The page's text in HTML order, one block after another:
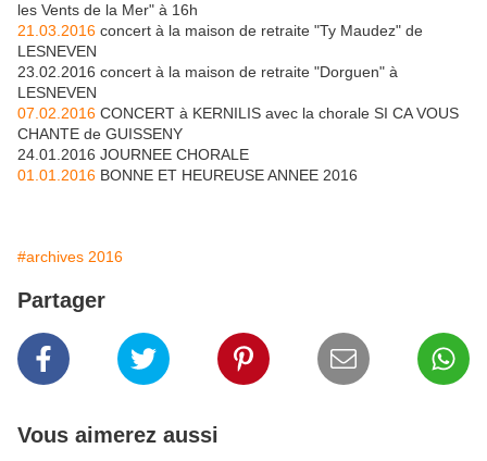
les Vents de la Mer" à 16h
21.03.2016 concert à la maison de retraite "Ty Maudez" de
LESNEVEN
23.02.2016 concert à la maison de retraite "Dorguen" à
LESNEVEN
07.02.2016 CONCERT à KERNILIS avec la chorale SI CA VOUS
CHANTE de GUISSENY
24.01.2016 JOURNEE CHORALE
01.01.2016 BONNE ET HEUREUSE ANNEE 2016
#archives 2016
Partager
Vous aimerez aussi